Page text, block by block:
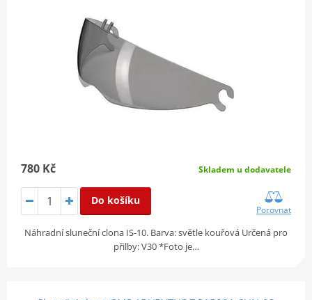
780 Kč Skladem u dodavatele
Do košíku
Porovnat
Náhradní sluneční clona IS-10. Barva: světle kouřová Určená pro
přilby: V30 *Foto je…